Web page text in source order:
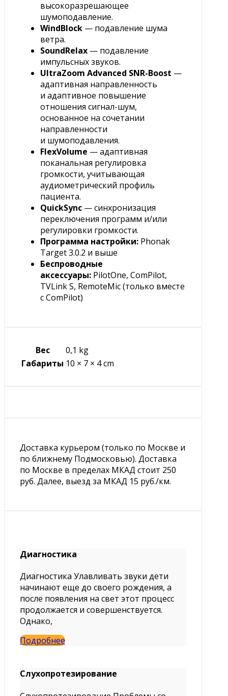
высокоразрешающее
шумоподавление.
WindBlock — подавление шума
ветра.
SoundRelax — подавление
импульсных звуков.
UltraZoom Advanced SNR-Boost —
адаптивная направленность
и адаптивное повышение
отношения сигнал-шум,
основанное на сочетании
направленности
и шумоподавления.
FlexVolume — адаптивная
поканальная регулировка
громкости, учитывающая
аудиометрический профиль
пациента.
QuickSync — синхронизация
переключения программ и/или
регулировки громкости.
Программа настройки: Phonak
Target 3.0.2 и выше
Беспроводные
аксессуары: PilotOne, ComPilot,
TVLink S, RemoteMic (только вместе
с ComPilot)
Вес
0,1 kg
Габариты 10 × 7 × 4 cm
Доставка курьером (только по Москве и
по ближнему Подмосковью). Доставка
по Москве в пределах МКАД стоит 250
руб. Далее, выезд за МКАД 15 руб./км.
Диагностика
Диагностика Улавливать звуки дети
начинают еще до своего рождения, а
после появления на свет этот процесс
продолжается и совершенствуется.
Однако,
Подробнее
Слухопротезирование